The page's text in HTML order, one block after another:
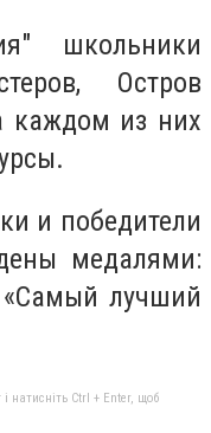
школьники
Остров
каждом из них
и победители
медалями:
лучший
натисніть Ctrl + Enter, щоб